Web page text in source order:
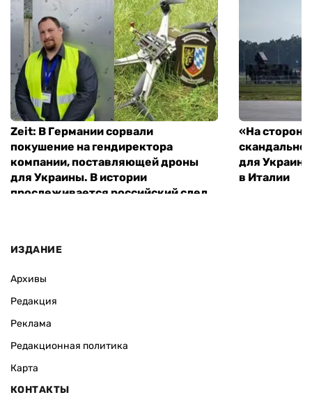
Zeit: В Германии сорвали
покушение на гендиректора
компании, поставляющей дроны
для Украины. В истории
прослеживается российский след
«На
для
в Италии
ИЗДАНИЕ
Архивы
Редакция
Реклама
Редакционная политика
Карта
КОНТАКТЫ